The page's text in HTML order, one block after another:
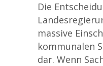
Die
massive
kommunalen
dar. Wenn